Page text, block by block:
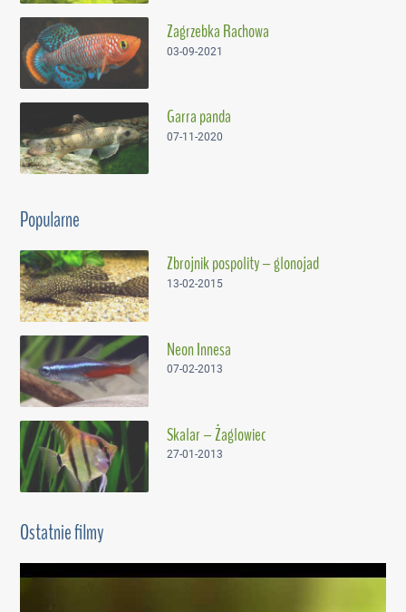
Zagrzebka Rachowa
03-09-2021
Garra panda
07-11-2020
Popularne
Zbrojnik pospolity – glonojad
13-02-2015
Neon Innesa
07-02-2013
Skalar – Żaglowiec
27-01-2013
Ostatnie filmy